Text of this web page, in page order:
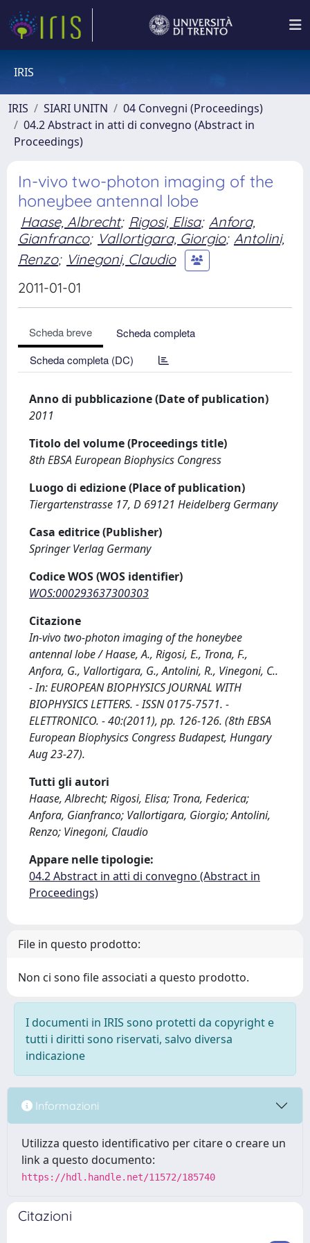
IRIS
IRIS SIARI UNITN
04 Convegni (Proceedings)
04.2 Abstract in atti di convegno (Abstract in
Proceedings)
In-vivo two-photon imaging of the
honeybee antennal lobe
Haase, Albrecht; Rigosi, Elisa; Anfora,
Gianfranco; Vallortigara, Giorgio; Antolini,
Renzo; Vinegoni, Claudio
2011-01-01
Scheda breve
Scheda completa
Scheda completa (DC)
Anno di pubblicazione (Date of publication)
2011
Titolo del volume (Proceedings title)
8th EBSA European Biophysics Congress
Luogo di edizione (Place of publication)
Tiergartenstrasse 17, D 69121 Heidelberg Germany
Casa editrice (Publisher)
Springer Verlag Germany
Codice WOS (WOS identifier)
WOS:000293637300303
Citazione
In-vivo two-photon imaging of the honeybee
antennal lobe / Haase, A., Rigosi, E., Trona, F.,
Anfora, G., Vallortigara, G., Antolini, R., Vinegoni, C..
- In: EUROPEAN BIOPHYSICS JOURNAL WITH
BIOPHYSICS LETTERS. - ISSN 0175-7571. -
ELETTRONICO. - 40:(2011), pp. 126-126. (8th EBSA
European Biophysics Congress Budapest, Hungary
Aug 23-27).
Tutti gli autori
Haase, Albrecht; Rigosi, Elisa; Trona, Federica;
Anfora, Gianfranco; Vallortigara, Giorgio; Antolini,
Renzo; Vinegoni, Claudio
Appare nelle tipologie:
04.2 Abstract in atti di convegno (Abstract in
Proceedings)
File in questo prodotto:
Non ci sono file associati a questo prodotto.
I documenti in IRIS sono protetti da copyright e
tutti i diritti sono riservati, salvo diversa
indicazione
Informazioni
Utilizza questo identificativo per citare o creare un
link a questo documento:
https://hdl.handle.net/11572/185740
Citazioni